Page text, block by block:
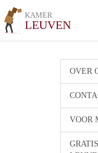
KAMER
LEUVEN
OVER
VOOR